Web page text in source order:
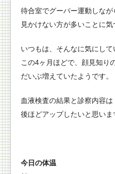
待合室でグーパー運動しなが
見かけない方が多いことに気
いつもは、そんなに気にし
この4ヶ月ほどで、顔見知り
だいぶ増えていたようです。
血液検査の結果と診察内容は
後ほどアップしたいと思い
今日の体温